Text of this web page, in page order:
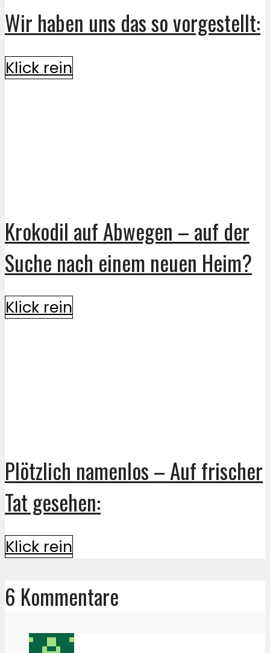
Wir haben uns das so vorgestellt:
Klick rein
Krokodil auf Abwegen – auf der
Suche nach einem neuen Heim?
Klick rein
Plötzlich namenlos – Auf frischer
Tat gesehen:
Klick rein
6 Kommentare